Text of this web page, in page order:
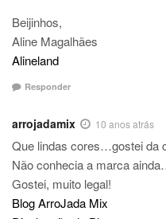
Beijinhos,
Aline Magalhães
Alineland
Responder
arrojadamix 10 anos atrás
Que lindas cores…gostei da
Não conhecia a marca
Gostei, muito legal!
Blog ArroJada Mix